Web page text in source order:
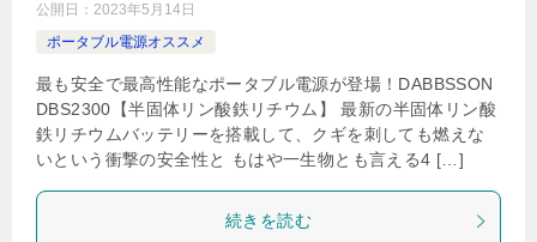
公開日： 2023年5月14日
ポータブル電源オススメ
最も安全で最高性能なポータブル電源が登場！DABBSSON
DBS2300【半固体リン酸鉄リチウム】 最新の半固体リン酸
鉄リチウムバッテリーを搭載して、クギを刺しても燃えな
いという衝撃の安全性と もはや一生物とも言える4 […]
続きを読む